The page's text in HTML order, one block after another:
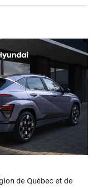
de Québec et de